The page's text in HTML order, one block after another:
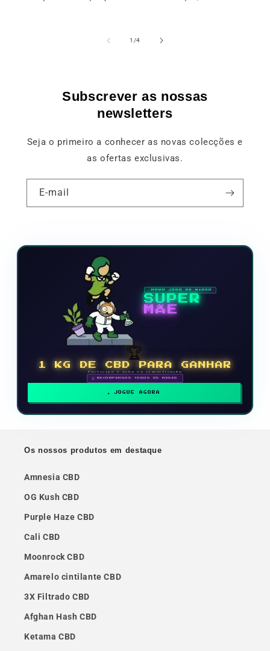
1 /de
4
Subscrever as nossas
newsletters
Seja o primeiro a conhecer as novas colecções e
as ofertas exclusivas.
E-mail
NOVO JOGO DE VÍDEO
SUPER
MÃE
🏆
1 KG DE CBD PARA GANHAR
Participe e suba na classificação
🗓 RECOMPENSAS TODOS OS MESES
JOGUE AGORA
Os nossos produtos em destaque
Amnesia CBD
OG Kush CBD
Purple Haze CBD
Cali CBD
Moonrock CBD
Amarelo cintilante CBD
3X Filtrado CBD
Afghan Hash CBD
Ketama CBD